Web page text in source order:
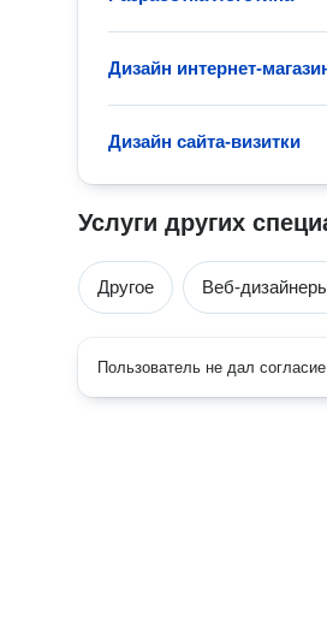
Дизайн интернет-
Дизайн сайта-визитки
Услуги других
Другое Веб-
Пользователь не дал